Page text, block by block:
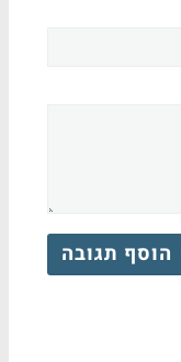
הוסף תגובה